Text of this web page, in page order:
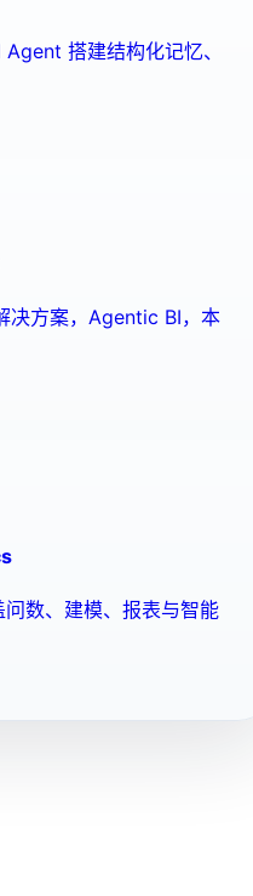
搭建结构化记忆、
决方案，Agentic BI，本
数、建模、报表与智能